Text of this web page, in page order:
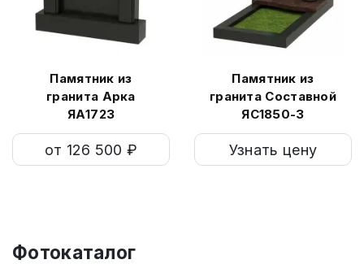
Памятник из
гранита Арка
ЯА1723
от 126 500 ₽
Памятник из
гранита Составной
ЯС1850-3
Узнать цену
Фотокаталог